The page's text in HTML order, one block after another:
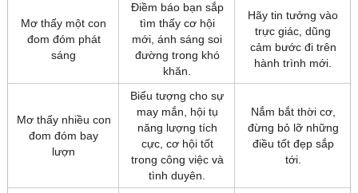
Mơ thấy một con
đom đóm phát
sáng
Điềm báo bạn sắp
tìm thấy cơ hội
mới, ánh sáng soi
đường trong khó
khăn.
Hãy tin tưởng vào
trực giác, dũng
cảm bước đi trên
hành trình mới.
Mơ thấy nhiều con
đom đóm bay
lượn
Biểu tượng cho sự
may mắn, hội tụ
năng lượng tích
cực, cơ hội tốt
trong công việc và
tình duyên.
Nắm bắt thời cơ,
đừng bỏ lỡ những
điều tốt đẹp sắp
tới.